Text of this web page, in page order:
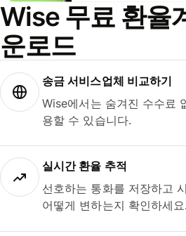
Wise 무료 환율
운로드
송금 서비스업체 비교하기
Wise에서는 숨겨진 수수료
용할 수 있습니다.
실시간 환율 추적
선호하는 통화를 저장하고
어떻게 변하는지 확인하세요.